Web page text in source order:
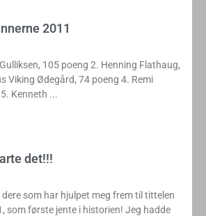
2011
105 poeng 2. Henning Flathaug,
Viking Ødegård, 74 poeng 4. Remi
Kenneth
det!!!
dere som har hjulpet meg frem til tittelen
som første jente i historien! Jeg hadde